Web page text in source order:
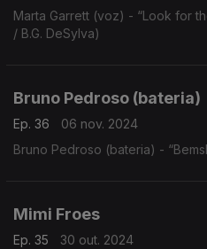
Marta Garrett (voz) - “Look for
/ B.G. DeSylva)
Bruno Pedroso (bateria)
Ep. 36
06 nov. 2024
Bruno Pedroso (bateria) -
Mimi Froes
Ep. 35
30 out. 2024